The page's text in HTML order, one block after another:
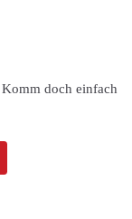
doch einfach